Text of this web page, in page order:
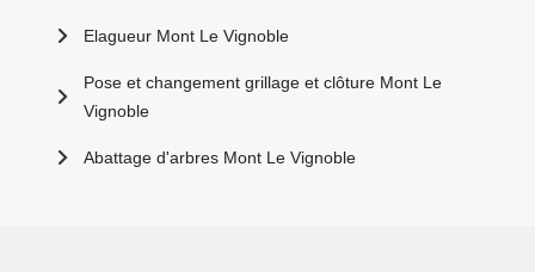
Elagueur Mont Le Vignoble
Pose et changement grillage et clôture Mont Le
Vignoble
Abattage d'arbres Mont Le Vignoble